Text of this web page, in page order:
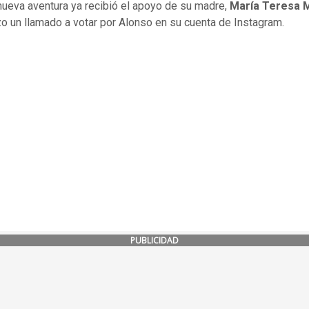
aventura ya recibió el apoyo de su madre, María Teresa
un llamado a votar por Alonso en su cuenta de Instagram.
PUBLICIDAD